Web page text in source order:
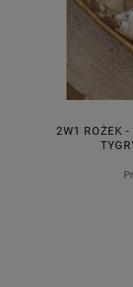
2W1 ROŻEK